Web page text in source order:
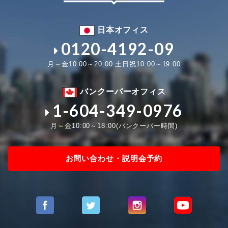
日本オフィス
0120-4192-09
月～金10:00～20:00 土日祝10:00～19:00
バンクーバーオフィス
1-604-349-0976
月～金10:00～18:00(バンクーバー時間)
お問い合わせ・説明会予約